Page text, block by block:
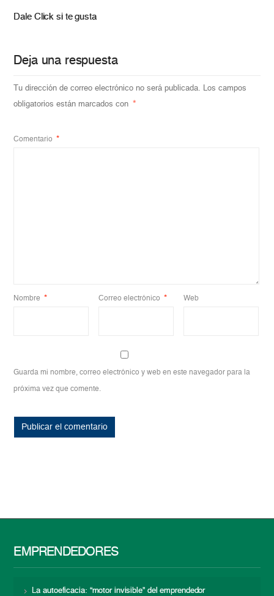
Dale Click si te gusta
Deja una respuesta
Tu dirección de correo electrónico no será publicada. Los campos
obligatorios están marcados con
*
Comentario *
Nombre * Correo electrónico * Web
Guarda mi nombre, correo electrónico y web en este navegador para la
próxima vez que comente.
EMPRENDEDORES
La autoeficacia: “motor invisible” del emprendedor